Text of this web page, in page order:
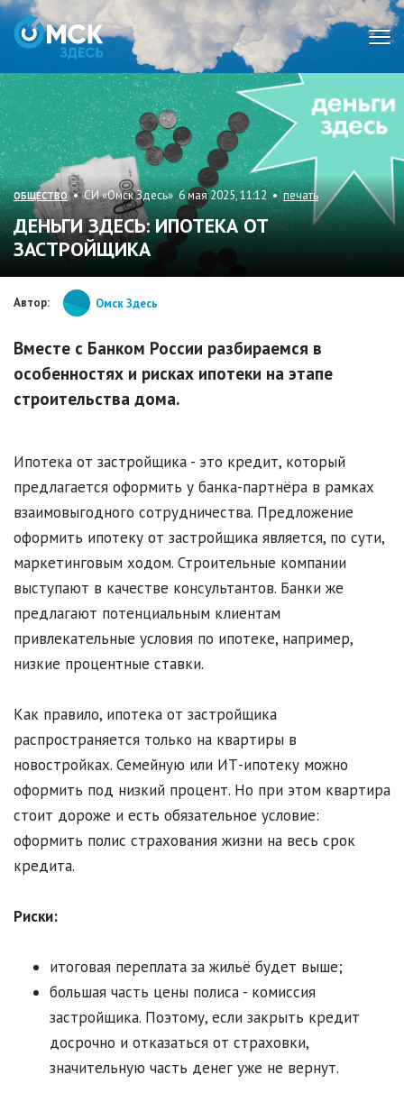
ОБЩЕСТВО• СИ «Омск Здесь» 6 мая 2025, 11:12 •печать
ДЕНЬГИ ЗДЕСЬ: ИПОТЕКА ОТ
ЗАСТРОЙЩИКА
Автор: Омск Здесь
Вместе с Банком России разбираемся в
особенностях и рисках ипотеки на этапе
строительства дома.
Ипотека от застройщика - это кредит, который
предлагается оформить у банка-партнёра в рамках
взаимовыгодного сотрудничества. Предложение
оформить ипотеку от застройщика является, по сути,
маркетинговым ходом. Строительные компании
выступают в качестве консультантов. Банки же
предлагают потенциальным клиентам
привлекательные условия по ипотеке, например,
низкие процентные ставки.
Как правило, ипотека от застройщика
распространяется только на квартиры в
новостройках. Семейную или ИТ-ипотеку можно
оформить под низкий процент. Но при этом квартира
стоит дороже и есть обязательное условие:
оформить полис страхования жизни на весь срок
кредита.
Риски:
итоговая переплата за жильё будет выше;
большая часть цены полиса - комиссия
застройщика. Поэтому, если закрыть кредит
досрочно и отказаться от страховки,
значительную часть денег уже не вернут.